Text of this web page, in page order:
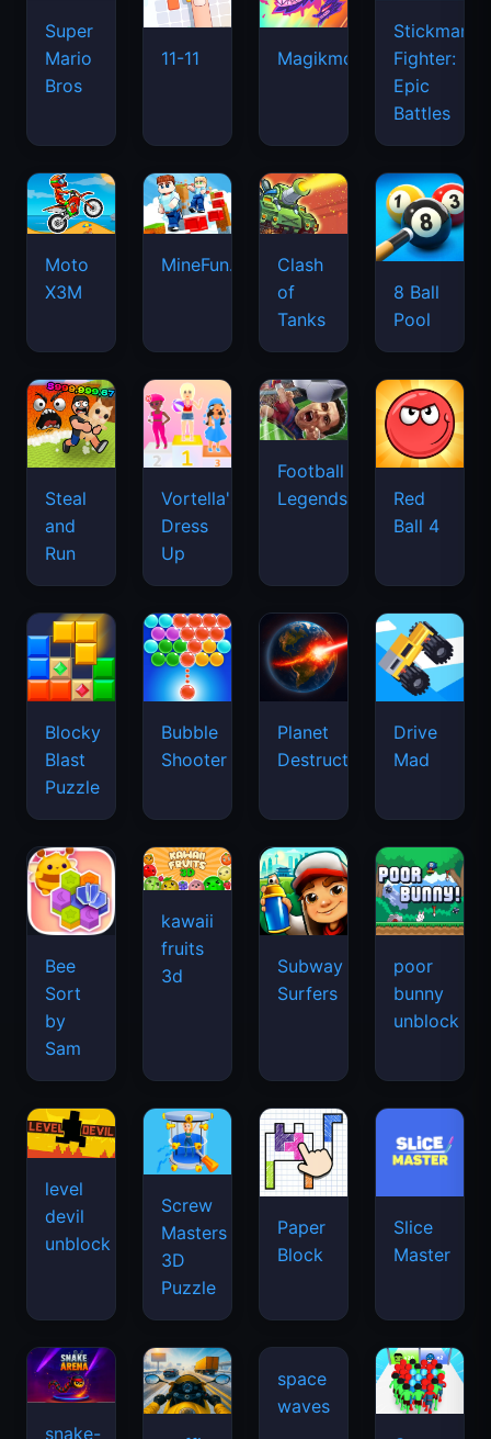
Super
Mario
Bros
11-11 Magikmon
Stickman
Fighter:
Epic
Battles
Moto
X3M
MineFun.io
Clash
of
Tanks
8 Ball
Pool
Steal
and
Run
Vortella's
Dress
Up
Football
Legends
Red
Ball 4
Blocky
Blast
Puzzle
Bubble
Shooter
Planet
Destruction
Drive
Mad
Bee
Sort
by
Sam
kawaii
fruits
3d
Subway
Surfers
poor
bunny
unblock
level
devil
unblock
Screw
Masters
3D
Puzzle
Paper
Block
Slice
Master
snake-
space
waves